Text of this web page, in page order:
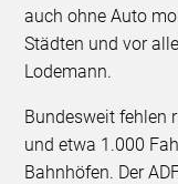
auch ohne Auto
Städten und vor
Lodemann.
Bundesweit fehlen
und etwa 1.000
Bahnhöfen. Der